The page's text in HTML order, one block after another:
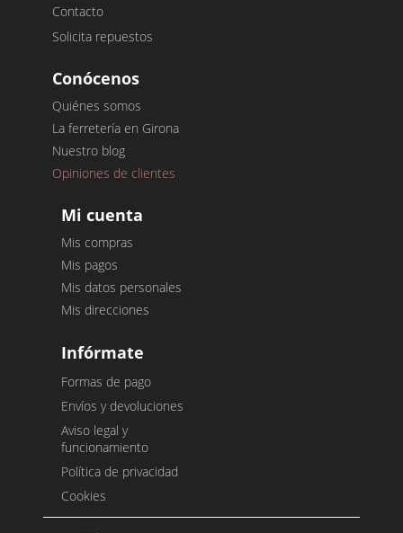
Contacto
Solicita repuestos
Conócenos
Quiénes somos
La ferretería en Girona
Nuestro blog
Opiniones de clientes
Mi cuenta
Mis compras
Mis pagos
Mis datos personales
Mis direcciones
Infórmate
Formas de pago
Envíos y devoluciones
Aviso legal y
funcionamiento
Política de privacidad
Cookies